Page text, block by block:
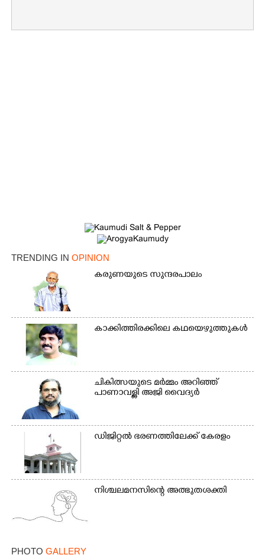
TRENDING IN OPINION
കരുണയുടെ സുന്ദരപാലം
കാക്കിത്തിരക്കിലെ കഥയെഴുത്തുകൾ
ചികിത്സയുടെ മർമ്മം അറിഞ്ഞ്
പാണാവള്ളി അജി വൈദ്യർ
ഡിജിറ്റൽ ഭരണത്തിലേക്ക് കേരളം
നിശ്ചലമനസിന്റെ അത്ഭുതശക്തി
PHOTO GALLERY